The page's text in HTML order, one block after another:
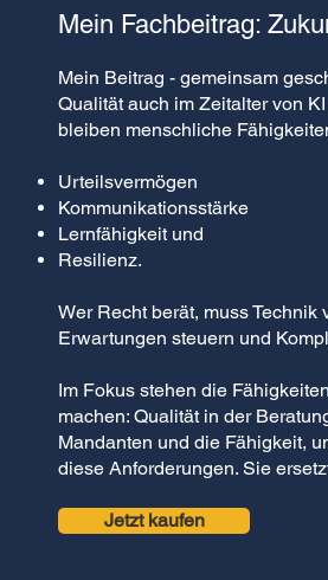
Mein Fachbeitrag:
Mein Beitrag - gemeinsam
Qualität auch im Zeitalter von
bleiben menschliche
Urteilsvermögen
Kommunikationsstärke
Lernfähigkeit und
Resilienz.
Wer Recht berät, muss
Erwartungen steuern und
Im Fokus stehen die
machen: Qualität in der
Mandanten und die Fähigkeit,
diese Anforderungen. Sie
Jetzt kaufen